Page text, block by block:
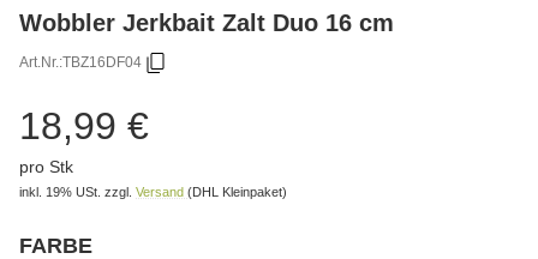
Wobbler Jerkbait Zalt Duo 16 cm
Art.Nr.:TBZ16DF04
18,99 €
pro Stk
inkl. 19% USt. zzgl. Versand (DHL Kleinpaket)
FARBE